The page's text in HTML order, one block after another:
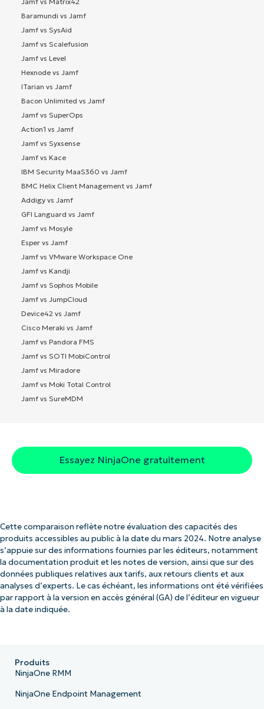
Baramundi vs Jamf
Jamf vs SysAid
Jamf vs Scalefusion
Jamf vs Level
Hexnode vs Jamf
ITarian vs Jamf
Bacon Unlimited vs Jamf
Jamf vs SuperOps
Action1 vs Jamf
Jamf vs Syxsense
Jamf vs Kace
IBM Security MaaS360 vs Jamf
BMC Helix Client Management vs Jamf
Addigy vs Jamf
GFI Languard vs Jamf
Jamf vs Mosyle
Esper vs Jamf
Jamf vs VMware Workspace One
Jamf vs Kandji
Jamf vs Sophos Mobile
Jamf vs JumpCloud
Device42 vs Jamf
Cisco Meraki vs Jamf
Jamf vs Pandora FMS
Jamf vs SOTI MobiControl
Jamf vs Miradore
Jamf vs Moki Total Control
Jamf vs SureMDM
Essayez NinjaOne gratuitement
Cette comparaison reflète notre évaluation des capacités des
produits accessibles au public à la date du mars 2024. Notre analyse
s’appuie sur des informations fournies par les éditeurs, notamment
la documentation produit et les notes de version, ainsi que sur des
données publiques relatives aux tarifs, aux retours clients et aux
analyses d’experts. Le cas échéant, les informations ont été vérifiées
par rapport à la version en accès général (GA) de l’éditeur en vigueur
à la date indiquée.
Produits
NinjaOne RMM
NinjaOne Endpoint Management